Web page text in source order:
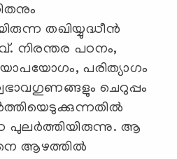
തഖിയ്യുദ്ധീൻ
നിരന്തര പഠനം,
പരിത്യാഗം
ചെറുപ്പം
പുലർത്തിയിരുന്നു. ആ
ആഴത്തിൽ